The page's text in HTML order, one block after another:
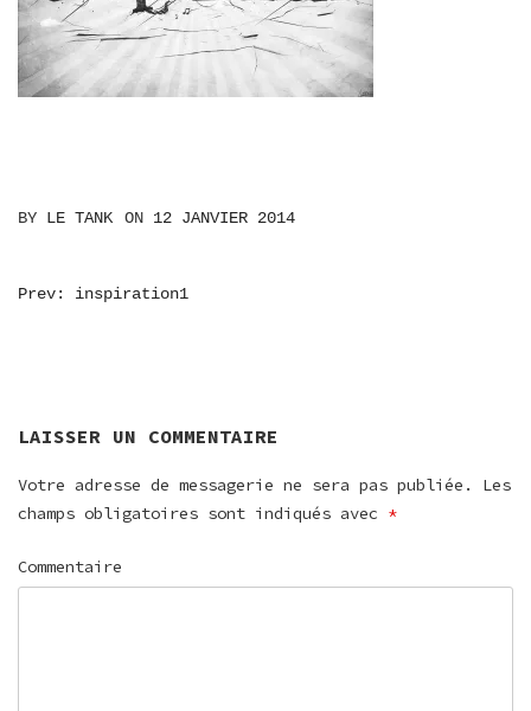
BY LE TANK ON 12 JANVIER 2014
NAVIGATION
Prev: inspiration1
LAISSER UN COMMENTAIRE
Votre adresse de messagerie ne sera pas publiée.
Les
champs obligatoires sont indiqués avec *
Commentaire